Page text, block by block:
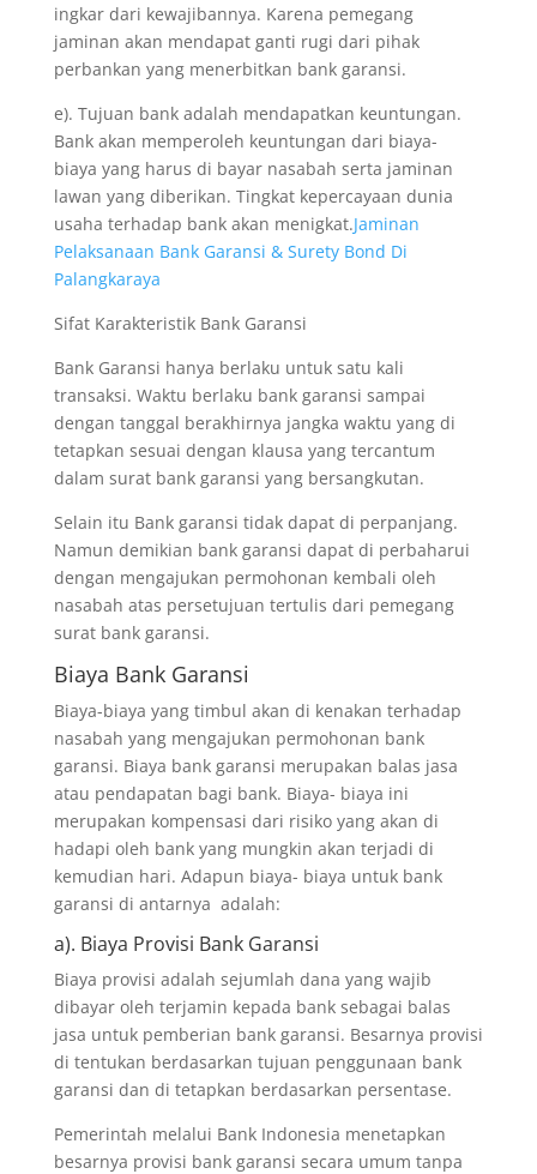
ingkar dari kewajibannya. Karena pemegang
jaminan akan mendapat ganti rugi dari pihak
perbankan yang menerbitkan bank garansi.
e). Tujuan bank adalah mendapatkan keuntungan.
Bank akan memperoleh keuntungan dari biaya-
biaya yang harus di bayar nasabah serta jaminan
lawan yang diberikan. Tingkat kepercayaan dunia
usaha terhadap bank akan menigkat.Jaminan
Pelaksanaan Bank Garansi & Surety Bond Di
Palangkaraya
Sifat Karakteristik Bank Garansi
Bank Garansi hanya berlaku untuk satu kali
transaksi. Waktu berlaku bank garansi sampai
dengan tanggal berakhirnya jangka waktu yang di
tetapkan sesuai dengan klausa yang tercantum
dalam surat bank garansi yang bersangkutan.
Selain itu Bank garansi tidak dapat di perpanjang.
Namun demikian bank garansi dapat di perbaharui
dengan mengajukan permohonan kembali oleh
nasabah atas persetujuan tertulis dari pemegang
surat bank garansi.
Biaya Bank Garansi
Biaya-biaya yang timbul akan di kenakan terhadap
nasabah yang mengajukan permohonan bank
garansi. Biaya bank garansi merupakan balas jasa
atau pendapatan bagi bank. Biaya- biaya ini
merupakan kompensasi dari risiko yang akan di
hadapi oleh bank yang mungkin akan terjadi di
kemudian hari. Adapun biaya- biaya untuk bank
garansi di antarnya adalah:
a). Biaya Provisi Bank Garansi
Biaya provisi adalah sejumlah dana yang wajib
dibayar oleh terjamin kepada bank sebagai balas
jasa untuk pemberian bank garansi. Besarnya provisi
di tentukan berdasarkan tujuan penggunaan bank
garansi dan di tetapkan berdasarkan persentase.
Pemerintah melalui Bank Indonesia menetapkan
besarnya provisi bank garansi secara umum tanpa